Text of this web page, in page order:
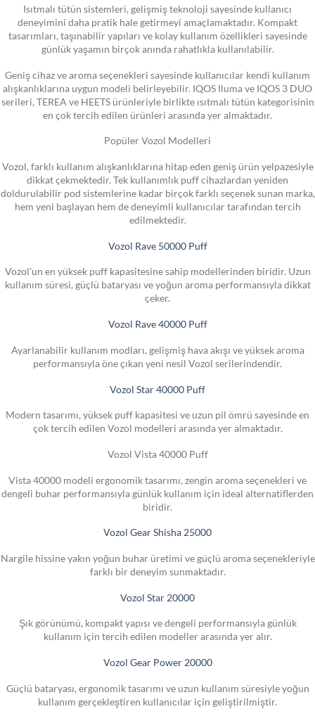
Isıtmalı tütün sistemleri, gelişmiş teknoloji sayesinde kullanıcı
deneyimini daha pratik hale getirmeyi amaçlamaktadır. Kompakt
tasarımları, taşınabilir yapıları ve kolay kullanım özellikleri sayesinde
günlük yaşamın birçok anında rahatlıkla kullanılabilir.
Geniş cihaz ve aroma seçenekleri sayesinde kullanıcılar kendi kullanım
alışkanlıklarına uygun modeli belirleyebilir. IQOS Iluma ve IQOS 3 DUO
serileri, TEREA ve HEETS ürünleriyle birlikte ısıtmalı tütün kategorisinin
en çok tercih edilen ürünleri arasında yer almaktadır.
Popüler Vozol Modelleri
Vozol, farklı kullanım alışkanlıklarına hitap eden geniş ürün yelpazesiyle
dikkat çekmektedir. Tek kullanımlık puff cihazlardan yeniden
doldurulabilir pod sistemlerine kadar birçok farklı seçenek sunan marka,
hem yeni başlayan hem de deneyimli kullanıcılar tarafından tercih
edilmektedir.
Vozol Rave 50000 Puff
Vozol’un en yüksek puff kapasitesine sahip modellerinden biridir. Uzun
kullanım süresi, güçlü bataryası ve yoğun aroma performansıyla dikkat
çeker.
Vozol Rave 40000 Puff
Ayarlanabilir kullanım modları, gelişmiş hava akışı ve yüksek aroma
performansıyla öne çıkan yeni nesil Vozol serilerindendir.
Vozol Star 40000 Puff
Modern tasarımı, yüksek puff kapasitesi ve uzun pil ömrü sayesinde en
çok tercih edilen Vozol modelleri arasında yer almaktadır.
Vozol Vista 40000 Puff
Vista 40000 modeli ergonomik tasarımı, zengin aroma seçenekleri ve
dengeli buhar performansıyla günlük kullanım için ideal alternatiflerden
biridir.
Vozol Gear Shisha 25000
Nargile hissine yakın yoğun buhar üretimi ve güçlü aroma seçenekleriyle
farklı bir deneyim sunmaktadır.
Vozol Star 20000
Şık görünümü, kompakt yapısı ve dengeli performansıyla günlük
kullanım için tercih edilen modeller arasında yer alır.
Vozol Gear Power 20000
Güçlü bataryası, ergonomik tasarımı ve uzun kullanım süresiyle yoğun
kullanım gerçekleştiren kullanıcılar için geliştirilmiştir.